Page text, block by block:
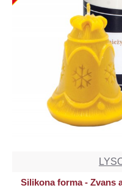
Silikona forma - Zvans